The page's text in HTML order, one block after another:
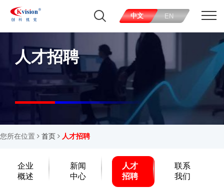
中文 EN
人才招聘
您所在位置 首页 人才招聘
企业
概述
新闻
中心
人才
招聘
联系
我们